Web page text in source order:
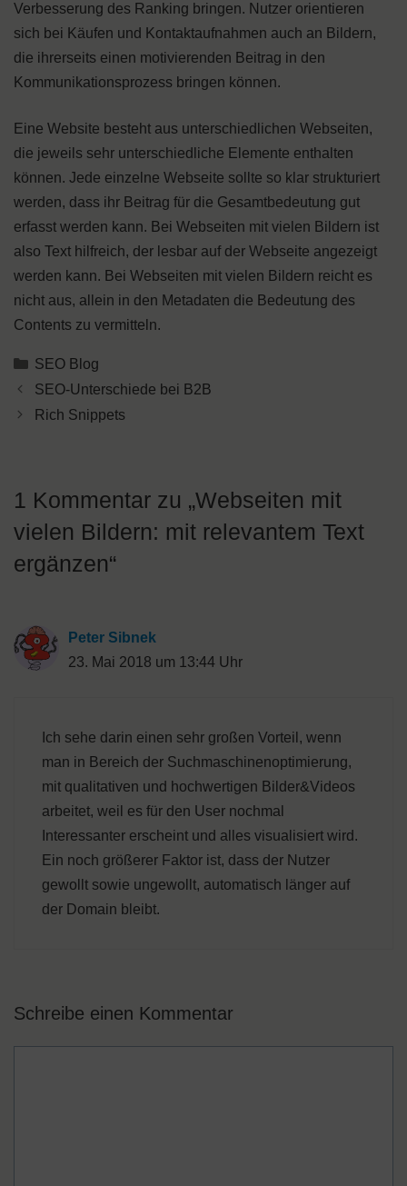
Verbesserung des Ranking bringen. Nutzer orientieren
sich bei Käufen und Kontaktaufnahmen auch an Bildern,
die ihrerseits einen motivierenden Beitrag in den
Kommunikationsprozess bringen können.
Eine Website besteht aus unterschiedlichen Webseiten,
die jeweils sehr unterschiedliche Elemente enthalten
können. Jede einzelne Webseite sollte so klar strukturiert
werden, dass ihr Beitrag für die Gesamtbedeutung gut
erfasst werden kann. Bei Webseiten mit vielen Bildern ist
also Text hilfreich, der lesbar auf der Webseite angezeigt
werden kann. Bei Webseiten mit vielen Bildern reicht es
nicht aus, allein in den Metadaten die Bedeutung des
Contents zu vermitteln.
Kategorien
SEO Blog
SEO-Unterschiede bei B2B
Rich Snippets
1 Kommentar zu „Webseiten mit
vielen Bildern: mit relevantem Text
ergänzen“
Peter Sibnek
23. Mai 2018 um 13:44 Uhr
Ich sehe darin einen sehr großen Vorteil, wenn
man in Bereich der Suchmaschinenoptimierung,
mit qualitativen und hochwertigen Bilder&Videos
arbeitet, weil es für den User nochmal
Interessanter erscheint und alles visualisiert wird.
Ein noch größerer Faktor ist, dass der Nutzer
gewollt sowie ungewollt, automatisch länger auf
der Domain bleibt.
Schreibe einen Kommentar